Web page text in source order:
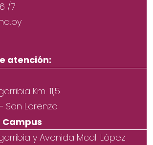
/7
atención:
Km. 11,5.
San Lorenzo
Campus
y Avenida Mcal. López